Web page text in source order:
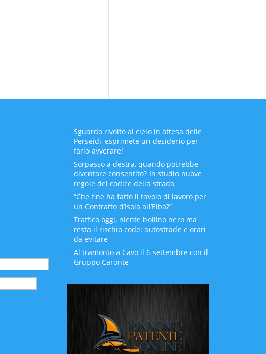
Sguardo rivolto al cielo in attesa delle
Perseidi, esprimete un desiderio per
farlo avverare!
Sorpasso a destra, quando potrebbe
diventare consentito? In studio nuove
regole del codice della strada
“Che fine ha fatto il tavolo di lavoro per
un Contratto d’Isola all’Elba?”
Traffico oggi, niente bollino nero ma
resta il rischio code: autostrade e orari
da evitare
Al tramonto a Cavo il 6 settembre con il
Gruppo Caronte